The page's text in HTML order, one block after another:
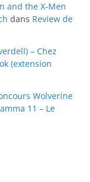
and the X-Men
dans Review de
– Chez
(extension
Wolverine
11 – Le